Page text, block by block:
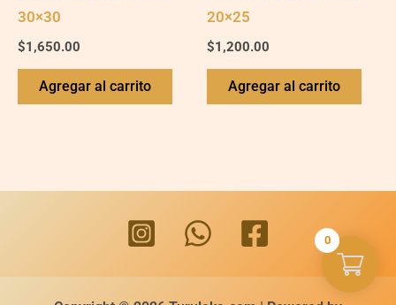
30×30
$1,650.00
Agregar al carrito
20×25
$1,200.00
Agregar al carrito
0